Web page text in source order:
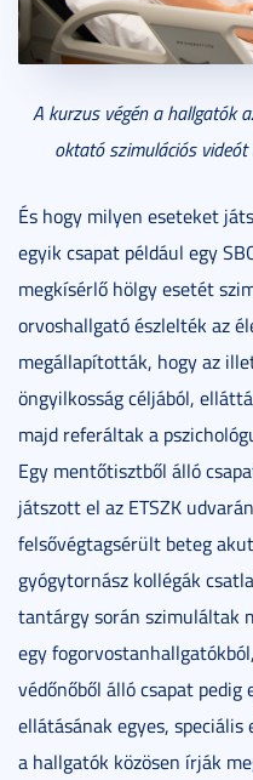
A kurzus végén a hallgatók
oktató szimulációs
És hogy milyen eseteket
egyik csapat például egy
megkísérlő hölgy esetét
orvoshallgató észlelték az
megállapították, hogy az
öngyilkosság céljából,
majd referáltak a
Egy mentőtisztből álló
játszott el az ETSZK
felsővégtagsérült beteg
gyógytornász kollégák
tantárgy során szimuláltak
egy
védőnőből álló csapat pedig
ellátásának egyes,
a hallgatók közösen írják